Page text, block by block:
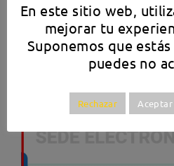
La convocatoria.
En este sitio web,
mejorar tu
Suponemos que
puedes no
Rechazar Aceptar